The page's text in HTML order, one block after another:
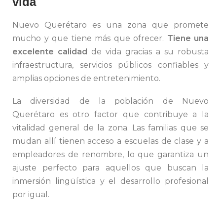
Nuevo Querétaro es una zona que promete
mucho y que tiene más que ofrecer. Tiene una
excelente calidad de vida gracias a su robusta
infraestructura, servicios públicos confiables y
amplias opciones de entretenimiento.
La diversidad de la población de Nuevo
Querétaro es otro factor que contribuye a la
vitalidad general de la zona. Las familias que se
mudan allí tienen acceso a escuelas de clase y a
empleadores de renombre, lo que garantiza un
ajuste perfecto para aquellos que buscan la
inmersión lingüística y el desarrollo profesional
por igual.